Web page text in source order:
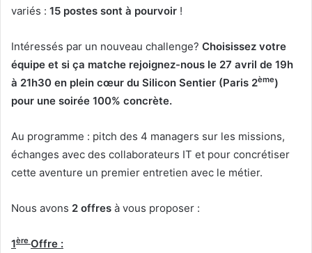
variés : 15 postes sont à pourvoir !
Intéressés par un nouveau challenge? Choisissez votre
équipe et si ça matche rejoignez-nous le 27 avril de 19h
à 21h30 en plein cœur du Silicon Sentier (Paris 2ème)
pour une soirée 100% concrète.
Au programme : pitch des 4 managers sur les missions,
échanges avec des collaborateurs IT et pour concrétiser
cette aventure un premier entretien avec le métier.
Nous avons 2 offres à vous proposer :
1ère Offre :